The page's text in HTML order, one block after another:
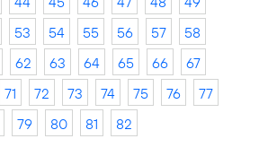
53 54 55 56 57
58
62 63 64 65 66
67
71 72 73 74 75 76
77
79 80 81 82